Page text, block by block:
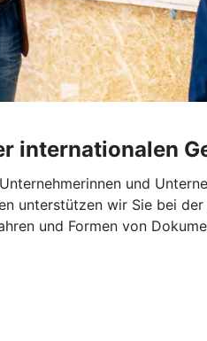
internationalen
und
unterstützen wir Sie bei
und Formen von